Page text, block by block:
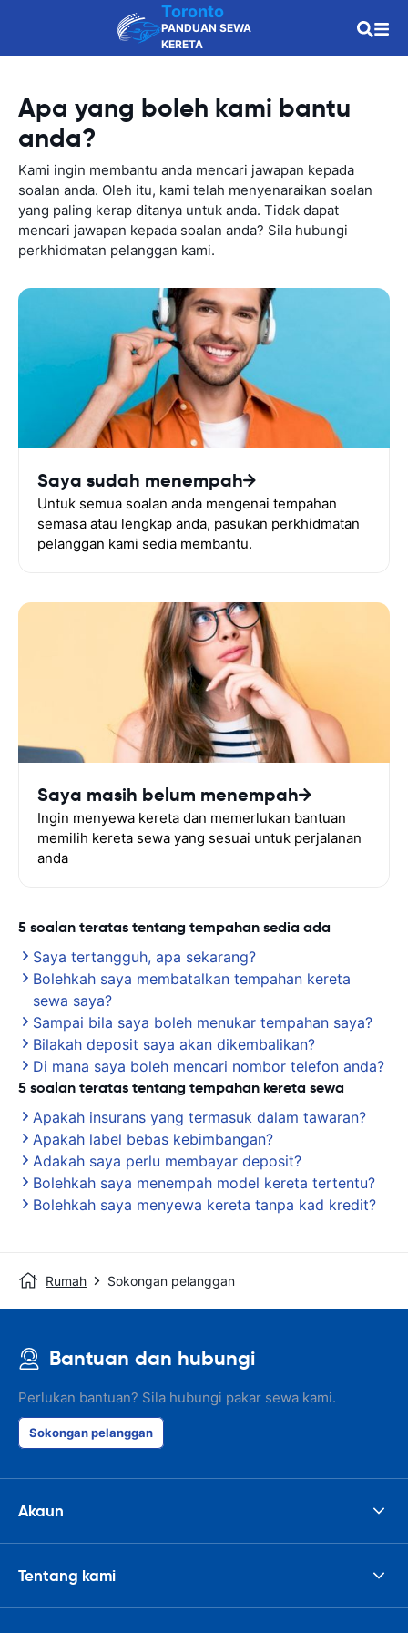
Toronto
PANDUAN SEWA
KERETA
Apa yang boleh kami bantu
anda?
Kami ingin membantu anda mencari jawapan kepada
soalan anda. Oleh itu, kami telah menyenaraikan soalan
yang paling kerap ditanya untuk anda. Tidak dapat
mencari jawapan kepada soalan anda? Sila hubungi
perkhidmatan pelanggan kami.
Saya sudah menempah
Untuk semua soalan anda mengenai tempahan
semasa atau lengkap anda, pasukan perkhidmatan
pelanggan kami sedia membantu.
Saya masih belum menempah
Ingin menyewa kereta dan memerlukan bantuan
memilih kereta sewa yang sesuai untuk perjalanan
anda
5 soalan teratas tentang tempahan sedia ada
Saya tertangguh, apa sekarang?
Bolehkah saya membatalkan tempahan kereta
sewa saya?
Sampai bila saya boleh menukar tempahan saya?
Bilakah deposit saya akan dikembalikan?
Di mana saya boleh mencari nombor telefon anda?
5 soalan teratas tentang tempahan kereta sewa
Apakah insurans yang termasuk dalam tawaran?
Apakah label bebas kebimbangan?
Adakah saya perlu membayar deposit?
Bolehkah saya menempah model kereta tertentu?
Bolehkah saya menyewa kereta tanpa kad kredit?
Rumah Sokongan pelanggan
Bantuan dan hubungi
Perlukan bantuan? Sila hubungi pakar sewa kami.
Sokongan pelanggan
Akaun
Tentang kami